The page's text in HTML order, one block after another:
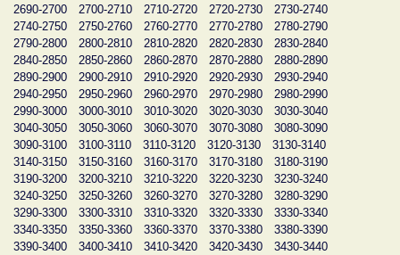
2690-2700
2700-2710 2710-2720 2720-2730
2730-2740
2740-2750
2750-2760 2760-2770 2770-2780
2780-2790
2790-2800
2800-2810 2810-2820 2820-2830
2830-2840
2840-2850
2850-2860 2860-2870 2870-2880
2880-2890
2890-2900
2900-2910 2910-2920 2920-2930
2930-2940
2940-2950
2950-2960 2960-2970 2970-2980
2980-2990
2990-3000
3000-3010 3010-3020 3020-3030
3030-3040
3040-3050
3050-3060 3060-3070 3070-3080
3080-3090
3090-3100
3100-3110 3110-3120 3120-3130
3130-3140
3140-3150
3150-3160 3160-3170 3170-3180
3180-3190
3190-3200
3200-3210 3210-3220 3220-3230
3230-3240
3240-3250
3250-3260 3260-3270 3270-3280
3280-3290
3290-3300
3300-3310 3310-3320 3320-3330
3330-3340
3340-3350
3350-3360 3360-3370 3370-3380
3380-3390
3390-3400
3400-3410 3410-3420 3420-3430
3430-3440